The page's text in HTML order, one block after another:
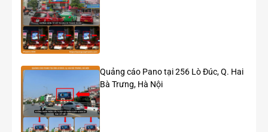
Quảng cáo cho idol HIEUTHUHAI trên màn LED 22
Đông Các – Ngã 7 Ô Chợ Dừa
Quảng cáo Pano tại 256 Lò Đúc, Q. Hai
Bà Trưng, Hà Nội